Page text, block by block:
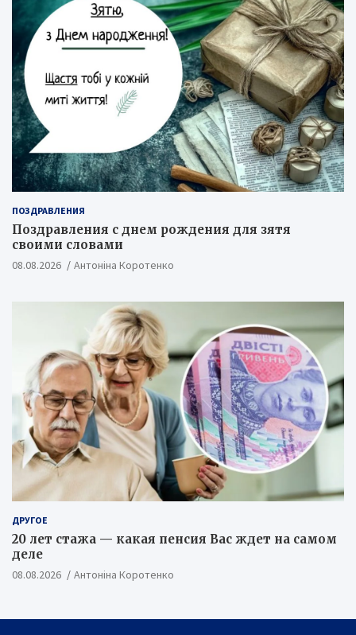
ПОЗДРАВЛЕНИЯ
Поздравления с днем рождения для зятя
своими словами
08.08.2026 Антоніна Коротенко
ДРУГОЕ
20 лет стажа — какая пенсия Вас ждет на самом
деле
08.08.2026 Антоніна Коротенко